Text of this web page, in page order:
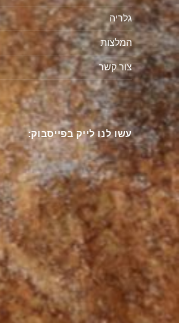
גלריה
המלצות
צור קשר
עשו לנו לייק בפייסבוק: